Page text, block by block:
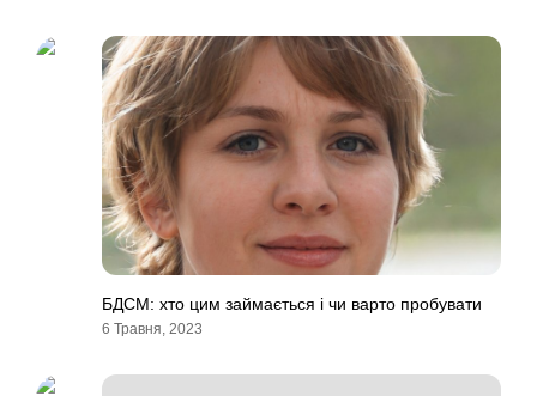
БДСМ: хто цим займається і чи варто пробувати
6 Травня, 2023